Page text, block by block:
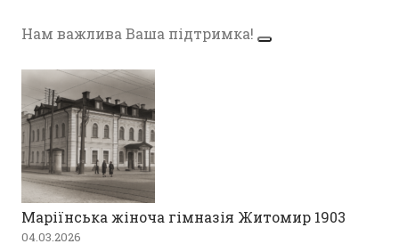
Нам важлива Ваша підтримка!
Маріїнська жіноча гімназія Житомир 1903
04.03.2026